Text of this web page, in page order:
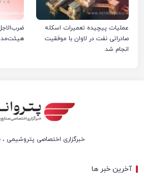
عملیات پیچیده تعمیرات اسکله
صادراتی نفت در لاوان با موفقیت
انجام شد
خبرگزاری اختصاصی پتروشیمی ،
آخرین خبر ها